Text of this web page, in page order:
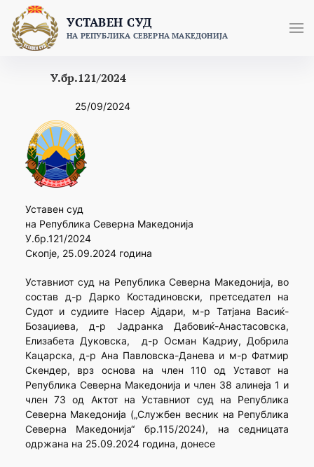
content
УСТАВЕН СУД
НА РЕПУБЛИКА СЕВЕРНА МАКЕДОНИЈА
У.бр.121/2024
25/09/2024
Уставен суд
на Република Северна Македонија
У.бр.121/2024
Скопје, 25.09.2024 година
Уставниот суд на Република Северна Македонија, во
состав д-р Дарко Костадиновски, претседател на
Судот и судиите Насер Ајдари, м-р Татјана Васиќ-
Бозаџиева, д-р Јадранка Дабовиќ-Анастасовска,
Елизабета Дуковска, д-р Осман Кадриу, Добрила
Кацарска, д-р Ана Павловска-Данева и м-р Фатмир
Скендер, врз основа на член 110 од Уставот на
Република Северна Македонија и член 38 алинеја 1 и
член 73 од Aктот на Уставниот суд на Република
Северна Македонија („Службен весник на Република
Северна Македонија“ бр.115/2024), на седницата
одржана на 25.09.2024 година, донесе